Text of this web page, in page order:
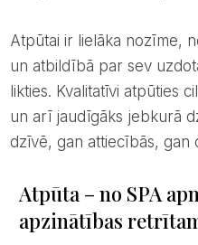
Atpūtai ir lielāka nozīme, nekā ikdienas darbu virpulī
un atbildībā par sev
likties. Kvalitatīvi atpūties
un arī jaudīgāks jebkurā
dzīvē, gan attiecībās, gan
Atpūta – no SPA
apzinātības